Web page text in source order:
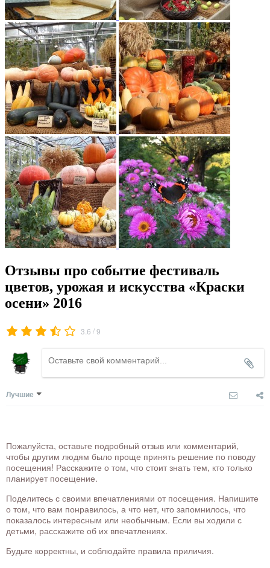
Отзывы про событие фестиваль
цветов, урожая и искусства «Краски
осени» 2016
3.6 /9
Лучшие
Пожалуйста, оставьте подробный отзыв или комментарий,
чтобы другим людям было проще принять решение по поводу
посещения! Расскажите о том, что стоит знать тем, кто только
планирует посещение.
Поделитесь с своими впечатлениями от посещения. Напишите
о том, что вам понравилось, а что нет, что запомнилось, что
показалось интересным или необычным. Если вы ходили с
детьми, расскажите об их впечатлениях.
Будьте корректны, и соблюдайте правила приличия.